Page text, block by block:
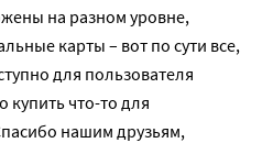
на разном уровне,
карты – вот по сути все,
для пользователя
купить что-то для
нашим друзьям,